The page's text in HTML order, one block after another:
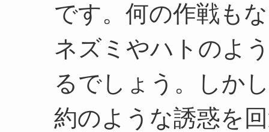
です。何の作戦も
ネズミやハトのよ
るでしょう。しか
約のような誘惑を